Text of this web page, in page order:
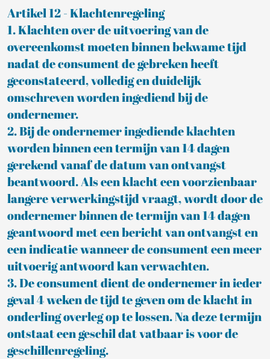
Artikel 12 - Klachtenregeling
1. Klachten over de uitvoering van de
overeenkomst moeten binnen bekwame tijd
nadat de consument de gebreken heeft
geconstateerd, volledig en duidelijk
omschreven worden ingediend bij de
ondernemer.
2. Bij de ondernemer ingediende klachten
worden binnen een termijn van 14 dagen
gerekend vanaf de datum van ontvangst
beantwoord. Als een klacht een voorzienbaar
langere verwerkingstijd vraagt, wordt door de
ondernemer binnen de termijn van 14 dagen
geantwoord met een bericht van ontvangst en
een indicatie wanneer de consument een meer
uitvoerig antwoord kan verwachten.
3. De consument dient de ondernemer in ieder
geval 4 weken de tijd te geven om de klacht in
onderling overleg op te lossen. Na deze termijn
ontstaat een geschil dat vatbaar is voor de
geschillenregeling.